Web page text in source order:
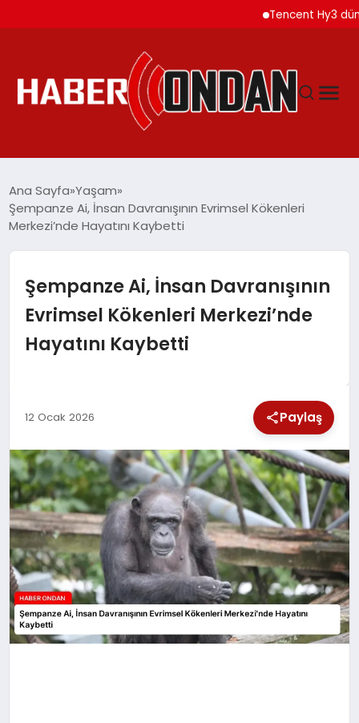
Tencent Hy3 dünya
SIYASET
DÜNYA
EKONOMI
TEKNOLOJI
YAŞAM
Ana Sayfa Yaşam
Şempanze Ai, İnsan Davranışının Evrimsel Kökenleri
Merkezi’nde Hayatını Kaybetti
Şempanze Ai, İnsan Davranışının
Evrimsel Kökenleri Merkezi’nde
Hayatını Kaybetti
12 Ocak 2026 Paylaş